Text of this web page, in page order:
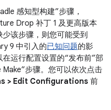
感知型构建”步骤，
Drop 补丁 1 及更高版本
该步骤，则您可能受到
9 中引入的已知问题的影
运行配置设置的“发布前”部
步骤。您可以依次点击
> Edit Configurations 前